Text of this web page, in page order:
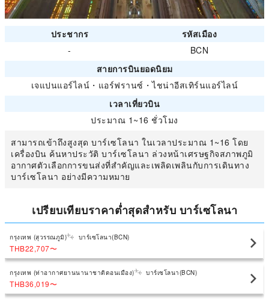
ประชากร
รหัสเมือง
-
BCN
สายการบินยอดนิยม
เจแปนแอร์ไลน์ ・ แอร์ฟรานซ์ ・ไชน่าอีสเทิร์นแอร์ไลน์
เวลาเที่ยวบิน
ประมาณ 1~16 ชั่วโมง
สามารถเข้าถึงสูงสุด บาร์เซโลนา ในเวลาประมาณ 1~16 โดย
เครื่องบิน ค้นหาประวัติ บาร์เซโลนา ล่วงหน้าเศรษฐกิจสภาพภูมิ
อากาศตัวเลือกการขนส่งที่สำคัญและเพลิดเพลินกับการเดินทาง
บาร์เซโลนา อย่างมีความหมาย
เปรียบเทียบราคาต่ำสุดสำหรับ บาร์เซโลนา
กรุงเทพ (สุวรรณภูมิ) บาร์เซโลนา(BCN)
THB22,707〜
กรุงเทพ (ท่าอากาศยานนานาชาติดอนเมือง) บาร์เซโลนา(BCN)
THB36,019〜